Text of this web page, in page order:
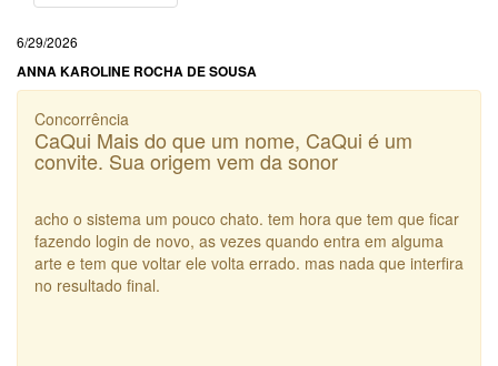
6/29/2026
ANNA KAROLINE ROCHA DE SOUSA
Concorrência
CaQui Mais do que um nome, CaQui é um
convite. Sua origem vem da sonor
acho o sistema um pouco chato. tem hora que tem que ficar
fazendo login de novo, as vezes quando entra em alguma
arte e tem que voltar ele volta errado. mas nada que interfira
no resultado final.